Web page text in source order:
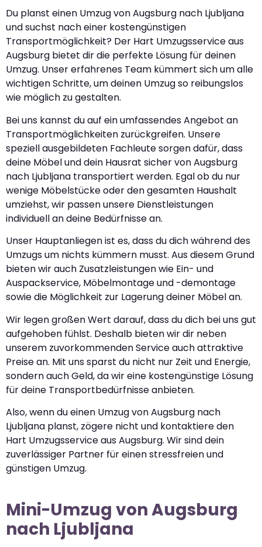
Du planst einen Umzug von Augsburg nach Ljubljana
und suchst nach einer kostengünstigen
Transportmöglichkeit? Der Hart Umzugsservice aus
Augsburg bietet dir die perfekte Lösung für deinen
Umzug. Unser erfahrenes Team kümmert sich um alle
wichtigen Schritte, um deinen Umzug so reibungslos
wie möglich zu gestalten.
Bei uns kannst du auf ein umfassendes Angebot an
Transportmöglichkeiten zurückgreifen. Unsere
speziell ausgebildeten Fachleute sorgen dafür, dass
deine Möbel und dein Hausrat sicher von Augsburg
nach Ljubljana transportiert werden. Egal ob du nur
wenige Möbelstücke oder den gesamten Haushalt
umziehst, wir passen unsere Dienstleistungen
individuell an deine Bedürfnisse an.
Unser Hauptanliegen ist es, dass du dich während des
Umzugs um nichts kümmern musst. Aus diesem Grund
bieten wir auch Zusatzleistungen wie Ein- und
Auspackservice, Möbelmontage und -demontage
sowie die Möglichkeit zur Lagerung deiner Möbel an.
Wir legen großen Wert darauf, dass du dich bei uns gut
aufgehoben fühlst. Deshalb bieten wir dir neben
unserem zuvorkommenden Service auch attraktive
Preise an. Mit uns sparst du nicht nur Zeit und Energie,
sondern auch Geld, da wir eine kostengünstige Lösung
für deine Transportbedürfnisse anbieten.
Also, wenn du einen Umzug von Augsburg nach
Ljubljana planst, zögere nicht und kontaktiere den
Hart Umzugsservice aus Augsburg. Wir sind dein
zuverlässiger Partner für einen stressfreien und
günstigen Umzug.
Mini-Umzug von Augsburg
nach Ljubljana